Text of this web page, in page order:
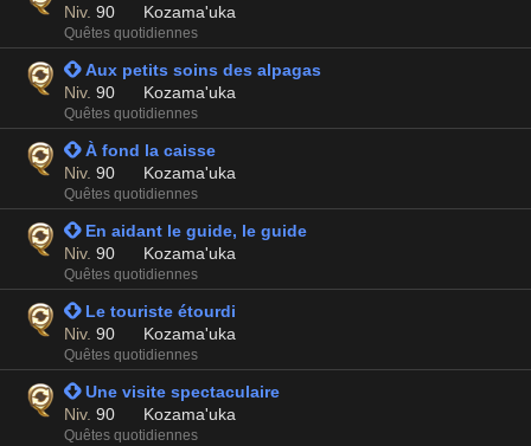
Niv. 90 Kozama'uka
Quêtes quotidiennes
 Aux petits soins des alpagas
Niv. 90 Kozama'uka
Quêtes quotidiennes
 À fond la caisse
Niv. 90 Kozama'uka
Quêtes quotidiennes
 En aidant le guide, le guide
Niv. 90 Kozama'uka
Quêtes quotidiennes
 Le touriste étourdi
Niv. 90 Kozama'uka
Quêtes quotidiennes
 Une visite spectaculaire
Niv. 90 Kozama'uka
Quêtes quotidiennes